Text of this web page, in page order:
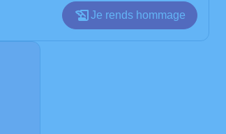
Je rends hommage